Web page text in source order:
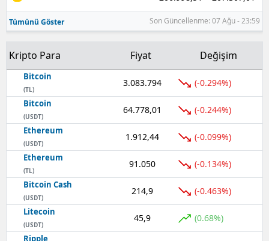
Tümünü Göster Son Güncellenme: 07 Ağu - 23:59
Kripto Para Fiyat Değişim
Bitcoin
(TL)
3.083.794 (-0.294%)
Bitcoin
(USDT)
64.778,01 (-0.244%)
Ethereum
(USDT)
1.912,44 (-0.099%)
Ethereum
(TL)
91.050 (-0.134%)
Bitcoin Cash
(USDT)
214,9 (-0.463%)
Litecoin
(USDT)
45,9 (0.68%)
Ripple